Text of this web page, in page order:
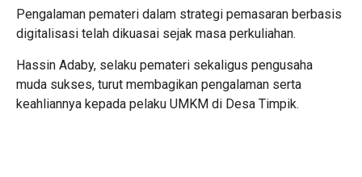
Pengalaman pemateri dalam strategi pemasaran berbasis
digitalisasi telah dikuasai sejak masa perkuliahan.
Hassin Adaby, selaku pemateri sekaligus pengusaha
muda sukses, turut membagikan pengalaman serta
keahliannya kepada pelaku UMKM di Desa Timpik.